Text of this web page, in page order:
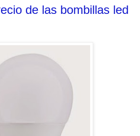
de las bombillas led